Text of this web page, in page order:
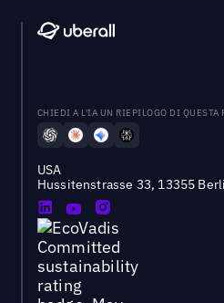
CHIEDI A L'IA UN RIEPILOGO DI QUESTA
USA
Hussitenstrasse 33, 13355